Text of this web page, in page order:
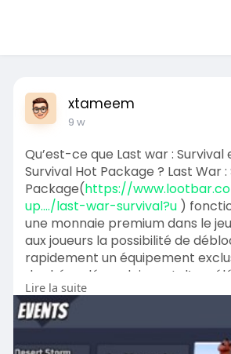
xtameem
9 w
Qu’est-ce que Last war : Survival
Survival Hot Package ? Last War
Package(https://
up..../last-war-survival?u)
une monnaie premium dans le
aux joueurs la possibilité de
rapidement un équipement
des héros légendaires et
améliorations d’abri.
Vous pouvez facilement obtenir
Survival Hot Package en
plateformes réputées de trading
Lire la suite